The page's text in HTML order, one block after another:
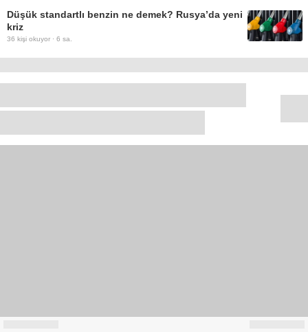
Düşük standartlı benzin ne demek? Rusya’da yeni
kriz
36 kişi okuyor · 6 sa.